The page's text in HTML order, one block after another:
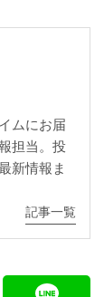
ムにお届
担当。投
新情報ま
記事一覧